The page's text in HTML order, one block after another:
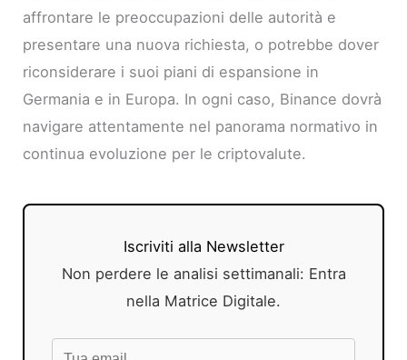
affrontare le preoccupazioni delle autorità e
presentare una nuova richiesta, o potrebbe dover
riconsiderare i suoi piani di espansione in
Germania e in Europa. In ogni caso, Binance dovrà
navigare attentamente nel panorama normativo in
continua evoluzione per le criptovalute.
Iscriviti alla Newsletter
Non perdere le analisi settimanali: Entra
nella Matrice Digitale.